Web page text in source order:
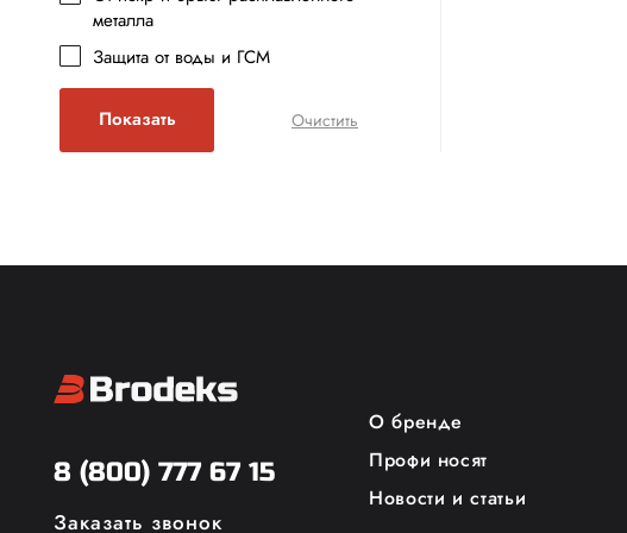
металла
Защита от воды и ГСМ
8 (800) 777 67 15
Заказать звонок
О бренде
Профи носят
Новости и статьи